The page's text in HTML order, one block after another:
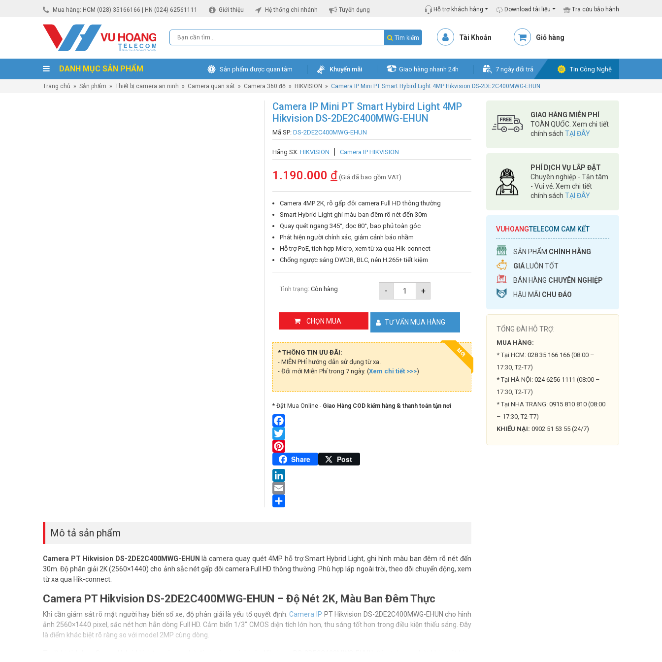
Mua hàng: HCM (028) 35166166 | HN (024) 62561111 Giới thiệu Hệ thống chi nhánh Tuyển dụng Hỗ trợ khách hàng Download tài liệu Tra cứu bảo hành
Tìm kiếm Tài Khoản Giỏ hàng
DANH MỤC SẢN PHẨM Sản phẩm được quan tâm Khuyến mãi Giao hàng nhanh 24h 7 ngày đổi trả Tin Công Nghệ
Trang chủ » Sản phẩm » Thiết bị camera an ninh » Camera quan sát » Camera 360 độ » HIKVISION » Camera IP Mini PT Smart Hybird Light 4MP Hikvision DS-2DE2C400MWG-EHUN
Camera IP Mini PT Smart Hybird Light 4MP
Hikvision DS-2DE2C400MWG-EHUN
Mã SP: DS-2DE2C400MWG-EHUN
Hãng SX: HIKVISION Camera IP HIKVISION
1.190.000 đ (Giá đã bao gồm VAT)
Camera 4MP 2K, rõ gấp đôi camera Full HD thông thường
Smart Hybrid Light ghi màu ban đêm rõ nét đến 30m
Quay quét ngang 345°, dọc 80°, bao phủ toàn góc
Phát hiện người chính xác, giảm cảnh báo nhầm
Hỗ trợ PoE, tích hợp Micro, xem từ xa qua Hik-connect
Chống ngược sáng DWDR, BLC, nén H.265+ tiết kiệm
-
Camera
IP
Mini
Smart
Hybird
Light
4MP
2DE2C400MWG-
EHUN
+
Tình trạng: Còn hàng
CHỌN MUA TƯ VẤN MUA HÀNG
MỚI
* THÔNG TIN ƯU ĐÃI:
- MIỄN PHÍ hướng dẫn sử dụng từ xa.
- Đổi mới Miễn Phí trong 7 ngày. (Xem chi tiết >>>)
* Đặt Mua Online - Giao Hàng COD kiểm hàng & thanh toán tận nơi
Facebook
Twitter
Pinterest
Share Post
LinkedIn
Email
Mô tả sản phẩm
Camera PT Hikvision DS-2DE2C400MWG-EHUN là camera quay quét 4MP hỗ trợ Smart Hybrid Light, ghi hình màu ban đêm rõ nét đến
30m. Độ phân giải 2K (2560×1440) cho ảnh sắc nét gấp đôi camera Full HD thông thường. Phù hợp lắp ngoài trời, theo dõi chuyển động, xem
từ xa qua Hik-connect.
Camera PT Hikvision DS-2DE2C400MWG-EHUN – Độ Nét 2K, Màu Ban Đêm Thực
Khi cần giám sát rõ mặt người hay biển số xe, độ phân giải là yếu tố quyết định.Camera IP PT Hikvision DS-2DE2C400MWG-EHUN cho hình
ảnh 2560×1440 pixel, sắc nét hơn hẳn dòng Full HD. Cảm biến 1/3″ CMOS diện tích lớn hơn, thu sáng tốt hơn trong điều kiện thiếu sáng. Đây
là điểm khác biệt rõ ràng so với model 2MP cùng dòng.
GIAO HÀNG MIỄN PHÍ
TOÀN QUỐC. Xem chi tiết
chính sách TẠI ĐÂY
PHÍ DỊCH VỤ LẮP ĐẶT
Chuyên nghiệp - Tận tâm
- Vui vẻ. Xem chi tiết
chính sách TẠI ĐÂY
VUHOANGTELECOM CAM KẾT
SẢN PHẨM CHÍNH HÃNG
GIÁ LUÔN TỐT
BÁN HÀNG CHUYÊN NGHIỆP
HẬU MÃI CHU ĐÁO
TỔNG ĐÀI HỖ TRỢ:
MUA HÀNG:
* Tại HCM: 028 35 166 166 (08:00 –
17:30, T2-T7)
* Tại HÀ NỘI: 024 6256 1111 (08:00 –
17:30, T2-T7)
* Tại NHA TRANG: 0915 810 810 (08:00
– 17:30, T2-T7)
KHIẾU NẠI: 0902 51 53 55 (24/7)